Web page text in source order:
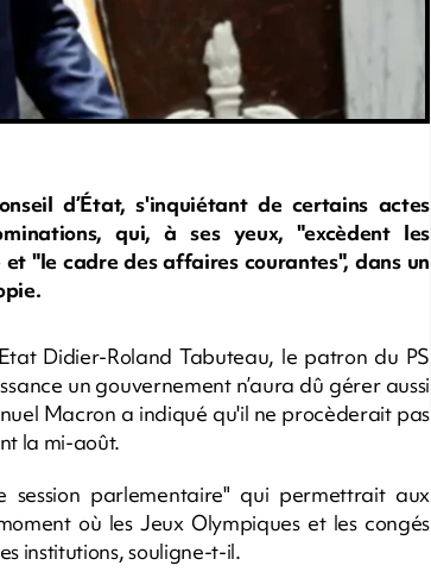
d’État, s'inquiétant de certains actes
qui, à ses yeux, "excèdent les
"le cadre des affaires courantes", dans un
Didier-Roland Tabuteau, le patron du PS
un gouvernement n’aura dû gérer aussi
Macron a indiqué qu'il ne procèderait pas
la mi-août.
session parlementaire" qui permettrait aux
où les Jeux Olympiques et les congés
institutions, souligne-t-il.